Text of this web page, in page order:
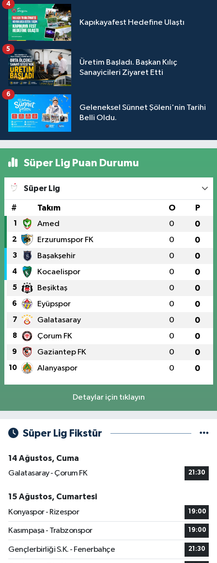
Kapıkayafest Hedefine Ulaştı
4
Üretim Başladı. Başkan Kılıç
Sanayicileri Ziyaret Etti
5
Geleneksel Sünnet Şöleni'nin Tarihi
Belli Oldu.
6
Süper Lig Puan Durumu
Süper Lig
# Takım O P
1 Amed 0 0
2 Erzurumspor FK 0 0
3 Başakşehir 0 0
4 Kocaelispor 0 0
5 Beşiktaş 0 0
6 Eyüpspor 0 0
7 Galatasaray 0 0
8 Çorum FK 0 0
9 Gaziantep FK 0 0
10 Alanyaspor 0 0
Detaylar için tıklayın
Süper Lig Fikstür
14 Ağustos, Cuma
Galatasaray - Çorum FK
21:30
15 Ağustos, Cumartesi
Konyaspor - Rizespor
19:00
Kasımpaşa - Trabzonspor 19:00
Gençlerbirliği S.K. - Fenerbahçe 21:30